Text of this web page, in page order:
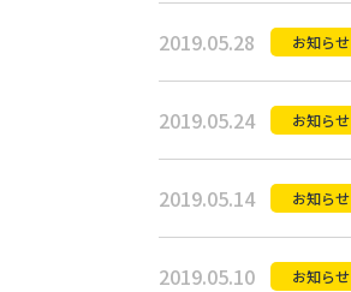
2019.05.28 お知らせ
2019.05.24 お知らせ
2019.05.14 お知らせ
2019.05.10 お知らせ